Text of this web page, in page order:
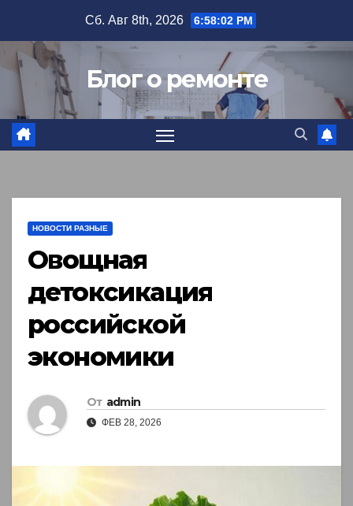
содержимому
Сб. Авг 8th, 2026 6:58:03 PM
Блог о ремонте
НОВОСТИ РАЗНЫЕ
Овощная
детоксикация
российской
экономики
От admin
ФЕВ 28, 2026